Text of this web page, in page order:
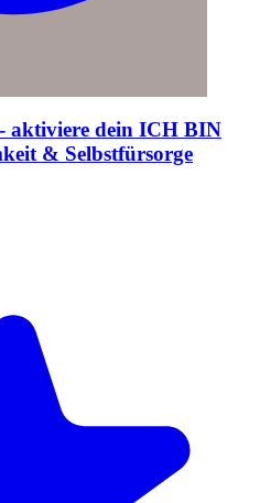
aktiviere dein ICH BIN
& Selbstfürsorge